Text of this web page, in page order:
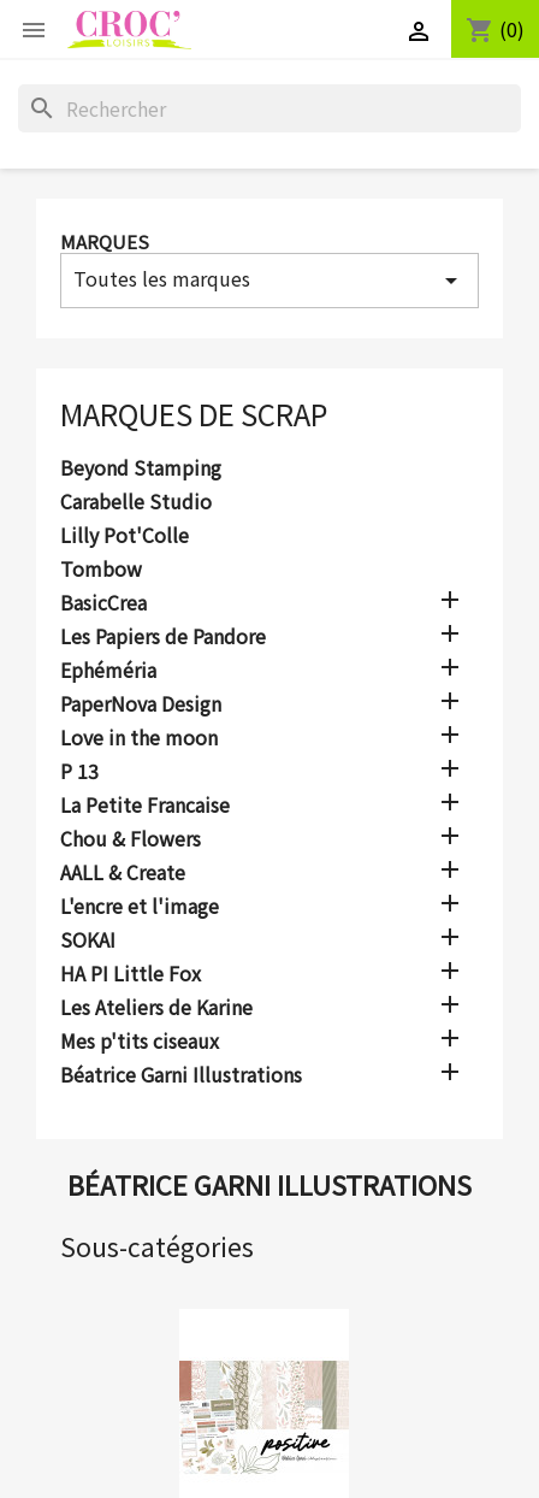
 shopping_cart (0)

search
MARQUES
Toutes les marques arrow_drop_down
MARQUES DE SCRAP
Beyond Stamping
Carabelle Studio
Lilly Pot'Colle
Tombow
BasicCrea

Les Papiers de Pandore

Ephéméria

PaperNova Design

Love in the moon

P 13

La Petite Francaise

Chou & Flowers

AALL & Create

L'encre et l'image

SOKAI

HA PI Little Fox

Les Ateliers de Karine

Mes p'tits ciseaux

Béatrice Garni Illustrations

BÉATRICE GARNI ILLUSTRATIONS
Sous-catégories